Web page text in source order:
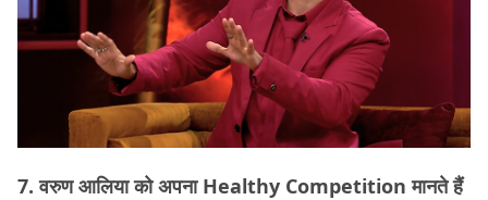
7. वरुण आलिया को अपना Healthy Competition मानते हैं